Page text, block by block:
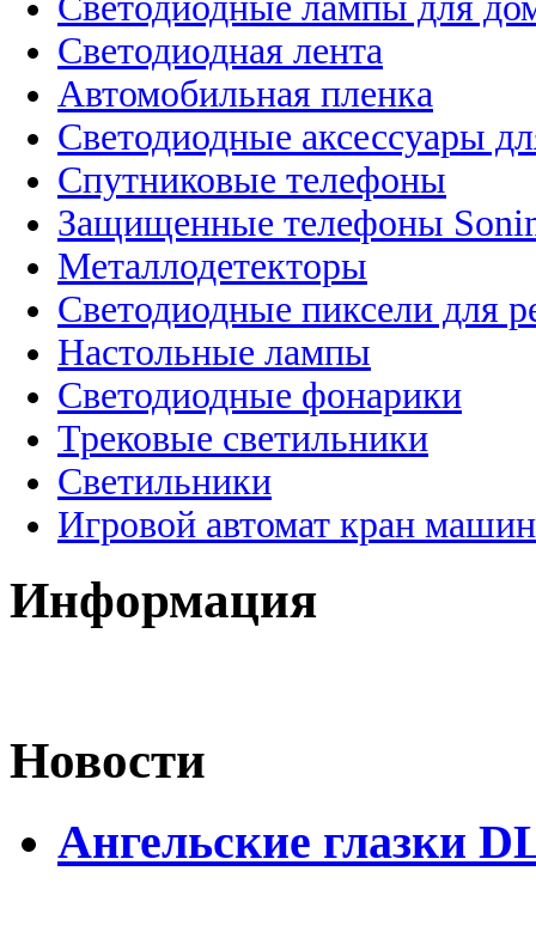
Светодиодная лента
Автомобильная пленка
Светодиодные аксессуары
Спутниковые телефоны
Защищенные телефоны
Металлодетекторы
Светодиодные пиксели для
Настольные лампы
Светодиодные фонарики
Трековые светильники
Светильники
Игровой автомат кран
Информация
Новости
Ангельские глазки